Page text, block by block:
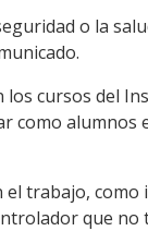
o la
cursos del
como
trabajo,
que no